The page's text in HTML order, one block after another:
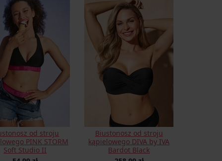
od stroju
PINK STORM
Soft Studio II
Biustonosz od stroju
kąpielowego DIVA by IVA
Bardot Black